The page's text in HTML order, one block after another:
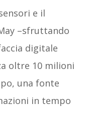
e il
–sfruttando
digitale
oltre 10 milioni
una fonte
in tempo